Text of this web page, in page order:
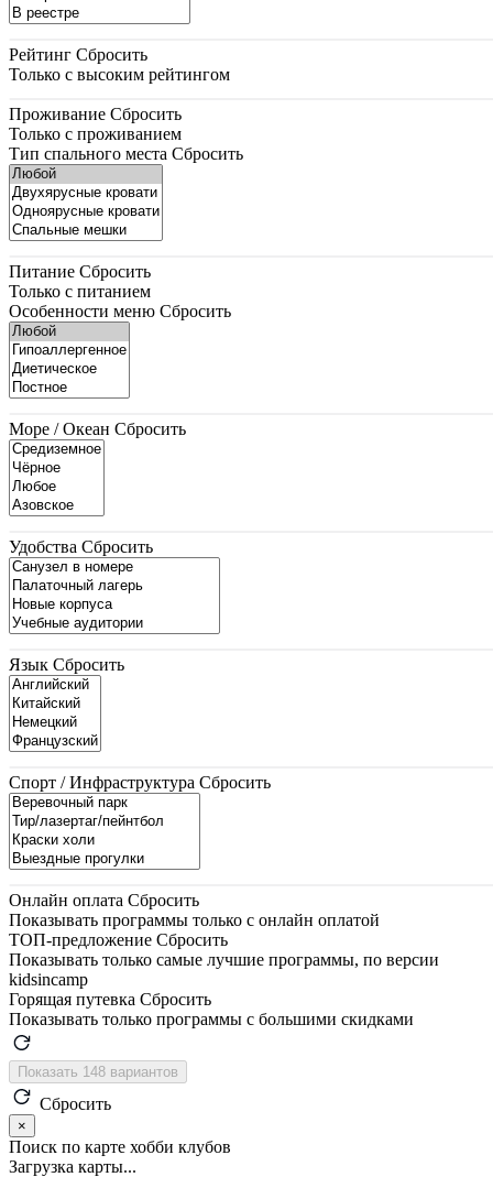
Рейтинг Сбросить
Только с высоким рейтингом
Проживание Сбросить
Только с проживанием
Тип спального места Сбросить
Питание Сбросить
Только с питанием
Особенности меню Сбросить
Море / Океан Сбросить
Удобства Сбросить
Язык Сбросить
Спорт / Инфраструктура Сбросить
Онлайн оплата Сбросить
Показывать программы только с онлайн оплатой
ТОП-предложение Сбросить
Показывать только самые лучшие программы, по версии
kidsincamp
Горящая путевка Сбросить
Показывать только программы с большими скидками
Показать 148 вариантов
Сбросить
×
Поиск по карте хобби клубов
Загрузка карты...